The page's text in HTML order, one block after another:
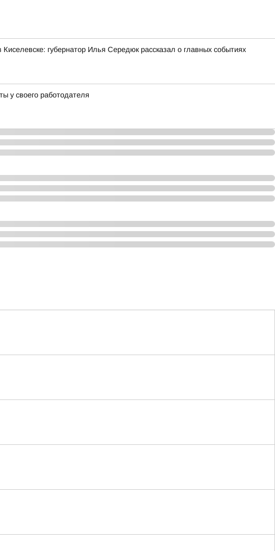
губернатор Илья Середюк рассказал о главных событиях
у своего работодателя